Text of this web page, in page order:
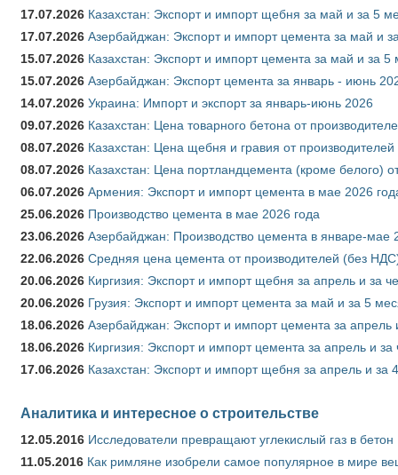
17.07.2026 Казахстан: Экспорт и импорт щебня за май и за 5
17.07.2026 Азербайджан: Экспорт и импорт цемента за май и
15.07.2026 Казахстан: Экспорт и импорт цемента за май и за
15.07.2026 Азербайджан: Экспорт цемента за январь - июнь
14.07.2026 Украина: Импорт и экспорт за январь-июнь 2026
09.07.2026 Казахстан: Цена товарного бетона от
08.07.2026 Казахстан: Цена щебня и гравия от
08.07.2026 Казахстан: Цена портландцемента (кроме белого)
06.07.2026 Армения: Экспорт и импорт цемента в мае 2026
25.06.2026 Производство цемента в мае 2026 года
23.06.2026 Азербайджан: Производство цемента в январе-мае
22.06.2026 Средняя цена цемента от производителей (без
20.06.2026 Киргизия: Экспорт и импорт щебня за апрель и за
20.06.2026 Грузия: Экспорт и импорт цемента за май и за 5
18.06.2026 Азербайджан: Экспорт и импорт цемента за
18.06.2026 Киргизия: Экспорт и импорт цемента за апрель и
17.06.2026 Казахстан: Экспорт и импорт щебня за апрель и за
Аналитика и интересное о строительстве
12.05.2016 Исследователи превращают углекислый газ в бетон
11.05.2016 Как римляне изобрели самое популярное в мире